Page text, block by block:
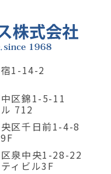
1-14-2
区錦1-5-11
712
区千日前1-4-8
泉中央1-28-22
ィビル3F